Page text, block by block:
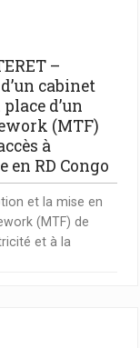
–
cabinet
d’un
(MTF)
à
en RD Congo
et la mise en
(MTF) de
et à la